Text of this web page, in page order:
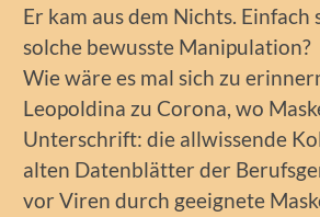
Er kam aus dem Nichts.
solche bewusste Manipulation?
Wie wäre es mal sich zu
Leopoldina zu Corona, wo
Unterschrift: die allwissende
alten Datenblätter der
vor Viren durch geeignete